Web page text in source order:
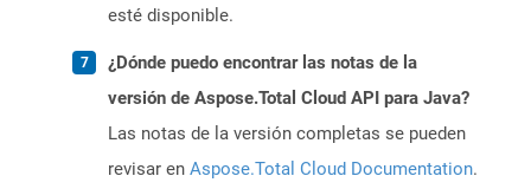
esté disponible.
¿Dónde puedo encontrar las notas de la
versión de Aspose.Total Cloud API para Java?
Las notas de la versión completas se pueden
revisar en Aspose.Total Cloud Documentation.